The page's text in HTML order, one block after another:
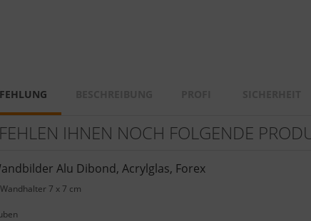
IHNEN NOCH FOLGENDE
Alu Dibond, Acrylglas, Forex
7 x 7 cm